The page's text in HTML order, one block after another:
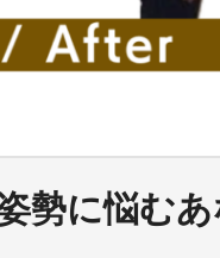
勢に悩む